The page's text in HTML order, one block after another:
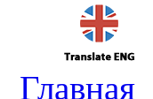
Главная